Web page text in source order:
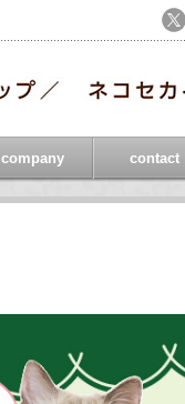
company contact